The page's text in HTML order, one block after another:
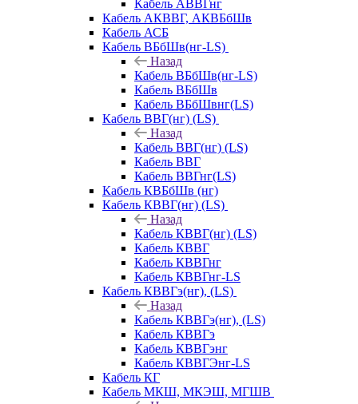
Кабель АВВГнг
Кабель АКВВГ, АКВБбШв
Кабель АСБ
Кабель ВБбШв(нг-LS)
Назад
Кабель ВБбШв(нг-LS)
Кабель ВБбШв
Кабель ВБбШвнг(LS)
Кабель ВВГ(нг) (LS)
Назад
Кабель ВВГ(нг) (LS)
Кабель ВВГ
Кабель ВВГнг(LS)
Кабель КВБбШв (нг)
Кабель КВВГ(нг) (LS)
Назад
Кабель КВВГ(нг) (LS)
Кабель КВВГ
Кабель КВВГнг
Кабель КВВГнг-LS
Кабель КВВГэ(нг), (LS)
Назад
Кабель КВВГэ(нг), (LS)
Кабель КВВГэ
Кабель КВВГэнг
Кабель КВВГЭнг-LS
Кабель КГ
Кабель МКШ, МКЭШ, МГШВ